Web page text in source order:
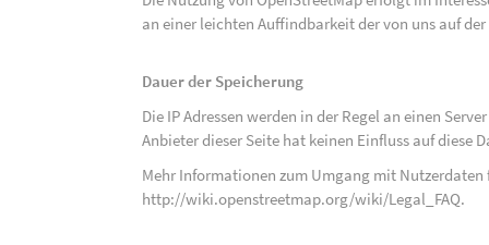
an einer leichten Auffindbarkeit der von uns auf
Dauer der Speicherung
Die IP Adressen werden in der Regel an einen
Anbieter dieser Seite hat keinen Einfluss auf diese
Mehr Informationen zum Umgang mit
http://wiki.openstreetmap.org/wiki/Legal_FAQ.